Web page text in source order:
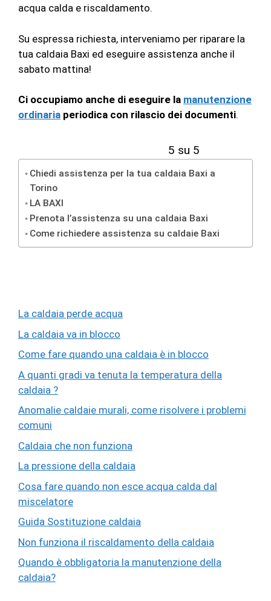
acqua calda e riscaldamento.
Su espressa richiesta, interveniamo per riparare la
tua caldaia Baxi ed eseguire assistenza anche il
sabato mattina!
Ci occupiamo anche di eseguire la manutenzione
ordinaria periodica con rilascio dei documenti.
5 su 5
Chiedi assistenza per la tua caldaia Baxi a
Torino
LA BAXI
Prenota l’assistenza su una caldaia Baxi
Come richiedere assistenza su caldaie Baxi
La caldaia perde acqua
La caldaia va in blocco
Come fare quando una caldaia è in blocco
A quanti gradi va tenuta la temperatura della
caldaia ?
Anomalie caldaie murali, come risolvere i problemi
comuni
Caldaia che non funziona
La pressione della caldaia
Cosa fare quando non esce acqua calda dal
miscelatore
Guida Sostituzione caldaia
Non funziona il riscaldamento della caldaia
Quando è obbligatoria la manutenzione della
caldaia?